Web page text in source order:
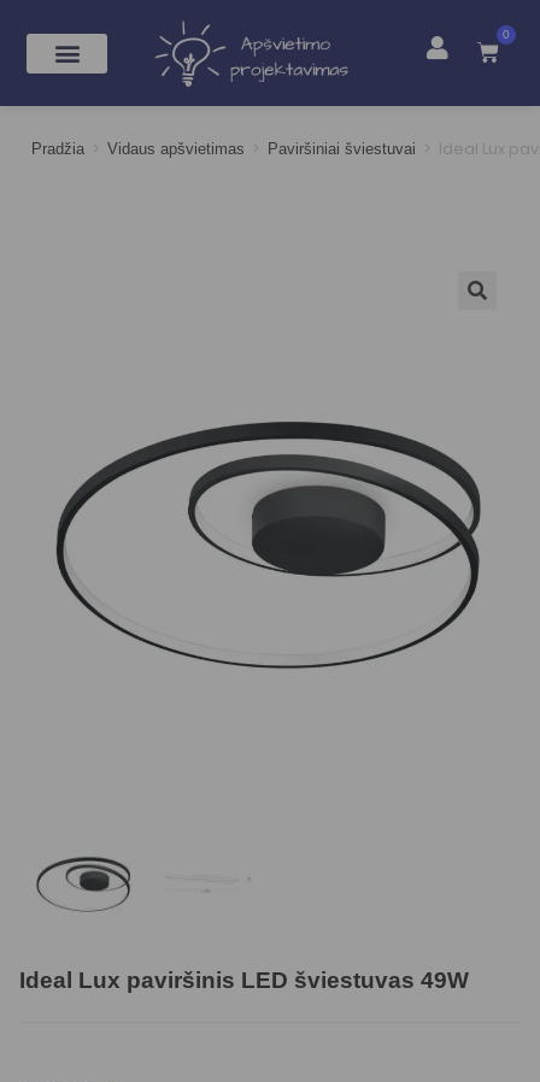
0
Pradžia > Vidaus apšvietimas > Paviršiniai šviestuvai > Ideal Lux
Ideal Lux paviršinis LED šviestuvas 49W